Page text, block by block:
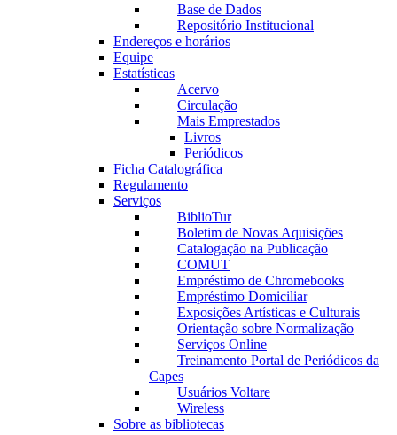
Base de Dados
Repositório Institucional
Endereços e horários
Equipe
Estatísticas
Acervo
Circulação
Mais Emprestados
Livros
Periódicos
Ficha Catalográfica
Regulamento
Serviços
BiblioTur
Boletim de Novas Aquisições
Catalogação na Publicação
COMUT
Empréstimo de Chromebooks
Empréstimo Domiciliar
Exposições Artísticas e Culturais
Orientação sobre Normalização
Serviços Online
Treinamento Portal de Periódicos da
Capes
Usuários Voltare
Wireless
Sobre as bibliotecas